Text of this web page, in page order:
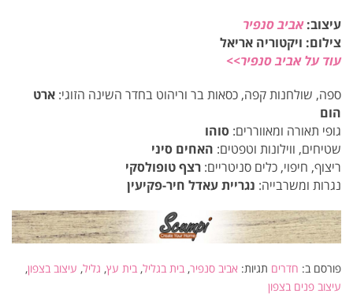
עיצוב:אביב סנפיר
צילום: ויקטוריה אריאל
עוד על אביב סנפיר>>
ספה, שולחנות קפה, כסאות בר וריהוט בחדר השינה הזוגי: ארט
הום
גופי תאורה ומאווררים: סוהו
שטיחים, ווילונות וטפטים: האחים סיני
ריצוף, חיפוי, כלים סניטריים: רצף טופולסקי
נגרות ומשרבייה: נגריית עאדל חיר-פקיעין
פורסם ב: חדרים תגיות: אביב סנפיר, בית בגליל, בית עץ, גליל, עיצוב בצפון,
עיצוב פנים בצפון